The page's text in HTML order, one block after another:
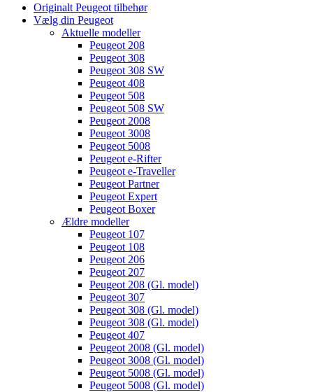
Originalt Peugeot tilbehør
Vælg din Peugeot
Aktuelle modeller
Peugeot 208
Peugeot 308
Peugeot 308 SW
Peugeot 408
Peugeot 508
Peugeot 508 SW
Peugeot 2008
Peugeot 3008
Peugeot 5008
Peugeot e-Rifter
Peugeot e-Traveller
Peugeot Partner
Peugeot Expert
Peugeot Boxer
Ældre modeller
Peugeot 107
Peugeot 108
Peugeot 206
Peugeot 207
Peugeot 208 (Gl. model)
Peugeot 307
Peugeot 308 (Gl. model)
Peugeot 308 (Gl. model)
Peugeot 407
Peugeot 2008 (Gl. model)
Peugeot 3008 (Gl. model)
Peugeot 5008 (Gl. model)
Peugeot 5008 (Gl. model)